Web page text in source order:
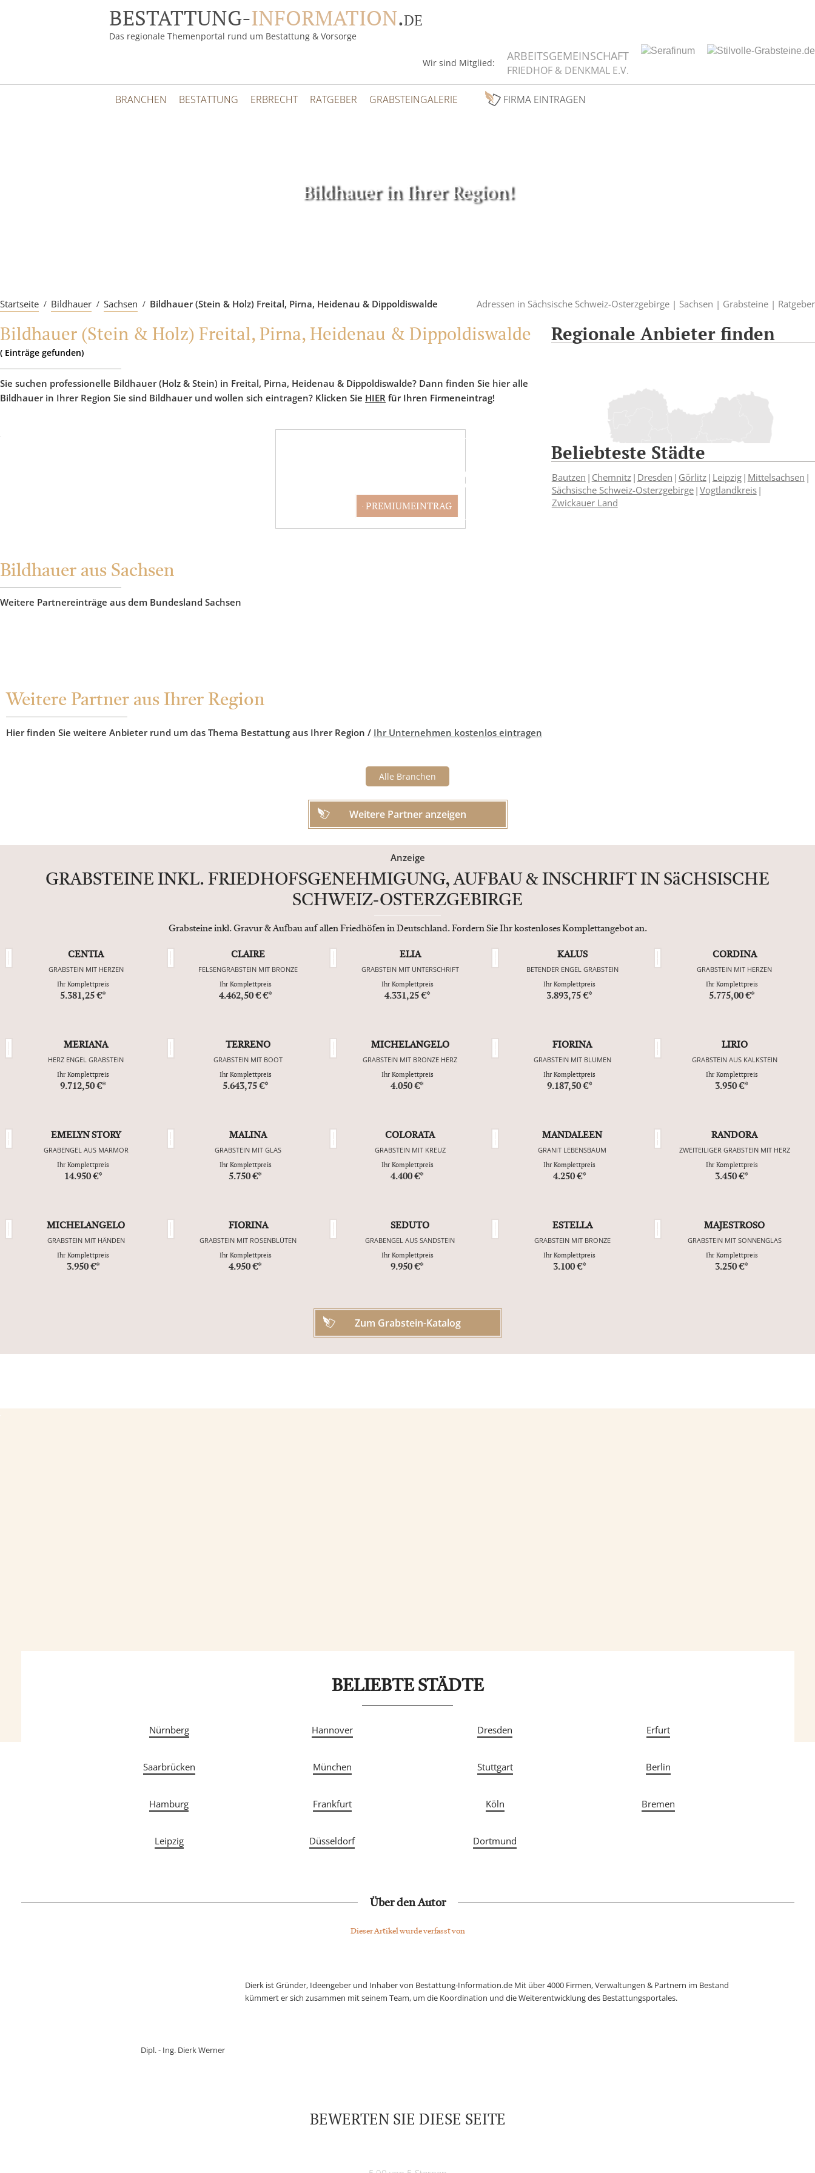
BESTATTUNG-INFORMATION.DE
Das regionale Themenportal rund um Bestattung & Vorsorge
Wir sind Mitglied: ARBEITSGEMEINSCHAFT
FRIEDHOF & DENKMAL E.V.
BRANCHEN BESTATTUNG ERBRECHT RATGEBER GRABSTEINGALERIE FIRMA EINTRAGEN
Bildhauer in Ihrer Region!
Startseite Bildhauer Sachsen Bildhauer (Stein & Holz) Freital, Pirna, Heidenau & Dippoldiswalde Adressen in Sächsische Schweiz-Osterzgebirge | Sachsen | Grabsteine | Ratgeber
Bildhauer (Stein & Holz) Freital, Pirna, Heidenau & Dippoldiswalde
( Einträge gefunden)
Sie suchen professionelle Bildhauer (Holz & Stein) in Freital, Pirna, Heidenau & Dippoldiswalde? Dann finden Sie hier alle
Bildhauer in Ihrer Region Sie sind Bildhauer und wollen sich eintragen? Klicken Sie HIER für Ihren Firmeneintrag!
PARTNER WERDEN
PREMIUMEINTRAG
Regionale Anbieter finden
Beliebteste Städte
Bautzen Chemnitz Dresden Görlitz Leipzig Mittelsachsen
Sächsische Schweiz-Osterzgebirge Vogtlandkreis
Zwickauer Land
Bildhauer aus Sachsen
Weitere Partnereinträge aus dem Bundesland Sachsen
Weitere Partner aus Ihrer Region
Hier finden Sie weitere Anbieter rund um das Thema Bestattung aus Ihrer Region / Ihr Unternehmen kostenlos eintragen
Alle Branchen
Weitere Partner anzeigen
Anzeige
GRABSTEINE INKL. FRIEDHOFSGENEHMIGUNG, AUFBAU & INSCHRIFT IN SäCHSISCHE
SCHWEIZ-OSTERZGEBIRGE
Grabsteine inkl. Gravur & Aufbau auf allen Friedhöfen in Deutschland. Fordern Sie Ihr kostenloses Komplettangebot an.
CENTIA
GRABSTEIN MIT HERZEN
Ihr Komplettpreis
5.381,25 €*
CLAIRE
FELSENGRABSTEIN MIT BRONZE
Ihr Komplettpreis
4.462,50 € €*
ELIA
GRABSTEIN MIT UNTERSCHRIFT
Ihr Komplettpreis
4.331,25 €*
KALUS
BETENDER ENGEL GRABSTEIN
Ihr Komplettpreis
3.893,75 €*
CORDINA
GRABSTEIN MIT HERZEN
Ihr Komplettpreis
5.775,00 €*
MERIANA
HERZ ENGEL GRABSTEIN
Ihr Komplettpreis
9.712,50 €*
TERRENO
GRABSTEIN MIT BOOT
Ihr Komplettpreis
5.643,75 €*
MICHELANGELO
GRABSTEIN MIT BRONZE HERZ
Ihr Komplettpreis
4.050 €*
FIORINA
GRABSTEIN MIT BLUMEN
Ihr Komplettpreis
9.187,50 €*
LIRIO
GRABSTEIN AUS KALKSTEIN
Ihr Komplettpreis
3.950 €*
EMELYN STORY
GRABENGEL AUS MARMOR
Ihr Komplettpreis
14.950 €*
MALINA
GRABSTEIN MIT GLAS
Ihr Komplettpreis
5.750 €*
COLORATA
GRABSTEIN MIT KREUZ
Ihr Komplettpreis
4.400 €*
MANDALEEN
GRANIT LEBENSBAUM
Ihr Komplettpreis
4.250 €*
RANDORA
ZWEITEILIGER GRABSTEIN MIT HERZ
Ihr Komplettpreis
3.450 €*
MICHELANGELO
GRABSTEIN MIT HÄNDEN
Ihr Komplettpreis
3.950 €*
FIORINA
GRABSTEIN MIT ROSENBLÜTEN
Ihr Komplettpreis
4.950 €*
SEDUTO
GRABENGEL AUS SANDSTEIN
Ihr Komplettpreis
9.950 €*
ESTELLA
GRABSTEIN MIT BRONZE
Ihr Komplettpreis
3.100 €*
MAJESTROSO
GRABSTEIN MIT SONNENGLAS
Ihr Komplettpreis
3.250 €*
Zum Grabstein-Katalog
BELIEBTE STÄDTE
Nürnberg Hannover Dresden Erfurt
Saarbrücken München Stuttgart Berlin
Hamburg Frankfurt Köln Bremen
Leipzig Düsseldorf Dortmund
Über den Autor
Dieser Artikel wurde verfasst von
Dipl. - Ing. Dierk Werner
Dierk ist Gründer, Ideengeber und Inhaber von Bestattung-Information.de Mit über 4000 Firmen, Verwaltungen & Partnern im Bestand
kümmert er sich zusammen mit seinem Team, um die Koordination und die Weiterentwicklung des Bestattungsportales.
BEWERTEN SIE DIESE SEITE